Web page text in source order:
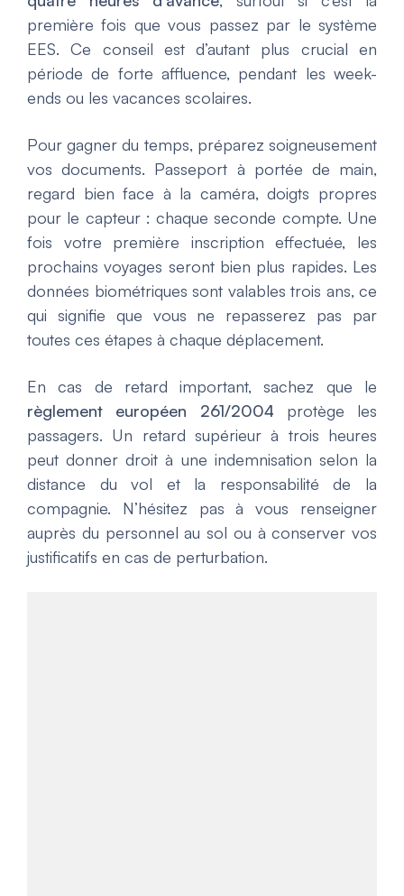
première fois que vous passez par le système
EES. Ce conseil est d’autant plus crucial en
période de forte affluence, pendant les week-
ends ou les vacances scolaires.
Pour gagner du temps, préparez soigneusement
vos documents. Passeport à portée de main,
regard bien face à la caméra, doigts propres
pour le capteur : chaque seconde compte. Une
fois votre première inscription effectuée, les
prochains voyages seront bien plus rapides. Les
données biométriques sont valables trois ans, ce
qui signifie que vous ne repasserez pas par
toutes ces étapes à chaque déplacement.
En cas de retard important, sachez que le
règlement européen 261/2004 protège les
passagers. Un retard supérieur à trois heures
peut donner droit à une indemnisation selon la
distance du vol et la responsabilité de la
compagnie. N’hésitez pas à vous renseigner
auprès du personnel au sol ou à conserver vos
justificatifs en cas de perturbation.